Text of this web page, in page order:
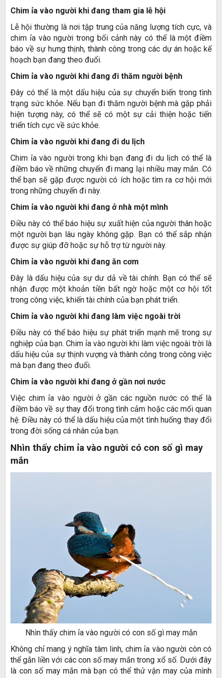
Chim ỉa vào người khi đang tham gia lễ hội
Lễ hội thường là nơi tập trung của năng lượng tích cực, và
chim ỉa vào người trong bối cảnh này có thể là một điềm
báo về sự hưng thịnh, thành công trong các dự án hoặc kế
hoạch bạn đang theo đuổi.
Chim ỉa vào người khi đang đi thăm người bệnh
Đây có thể là một dấu hiệu của sự chuyển biến trong tình
trạng sức khỏe. Nếu bạn đi thăm người bệnh mà gặp phải
hiện tượng này, có thể sẽ có một sự cải thiện hoặc tiến
triển tích cực về sức khỏe.
Chim ỉa vào người khi đang đi du lịch
Chim ỉa vào người trong khi bạn đang đi du lịch có thể là
điềm báo về những chuyến đi mang lại nhiều may mắn. Có
thể bạn sẽ gặp được người có ích hoặc tìm ra cơ hội mới
trong những chuyến đi này.
Chim ỉa vào người khi đang ở nhà một mình
Điều này có thể báo hiệu sự xuất hiện của người thân hoặc
một người bạn lâu ngày không gặp. Bạn có thể sắp nhận
được sự giúp đỡ hoặc sự hỗ trợ từ người này.
Chim ỉa vào người khi đang ăn cơm
Đây là dấu hiệu của sự dư dả về tài chính. Bạn có thể sẽ
nhận được một khoản tiền bất ngờ hoặc một cơ hội tốt
trong công việc, khiến tài chính của bạn phát triển.
Chim ỉa vào người khi đang làm việc ngoài trời
Điều này có thể báo hiệu sự phát triển mạnh mẽ trong sự
nghiệp của bạn. Chim ỉa vào người khi làm việc ngoài trời là
dấu hiệu của sự thịnh vượng và thành công trong công việc
mà bạn đang theo đuổi.
Chim ỉa vào người khi đang ở gần nơi nước
Việc chim ỉa vào người ở gần các nguồn nước có thể là
điềm báo về sự thay đổi trong tình cảm hoặc các mối quan
hệ. Điều này có thể là dấu hiệu của một tình huống thay đổi
trong đời sống cá nhân của bạn.
Nhìn thấy chim ỉa vào người có con số gì may
mắn
Nhìn thấy chim ỉa vào người có con số gì may mắn
Không chỉ mang ý nghĩa tâm linh, chim ỉa vào người còn có
thể gắn liền với các con số may mắn trong xổ số. Dưới đây
là con số may mắn mà bạn có thể thử vận may của mình